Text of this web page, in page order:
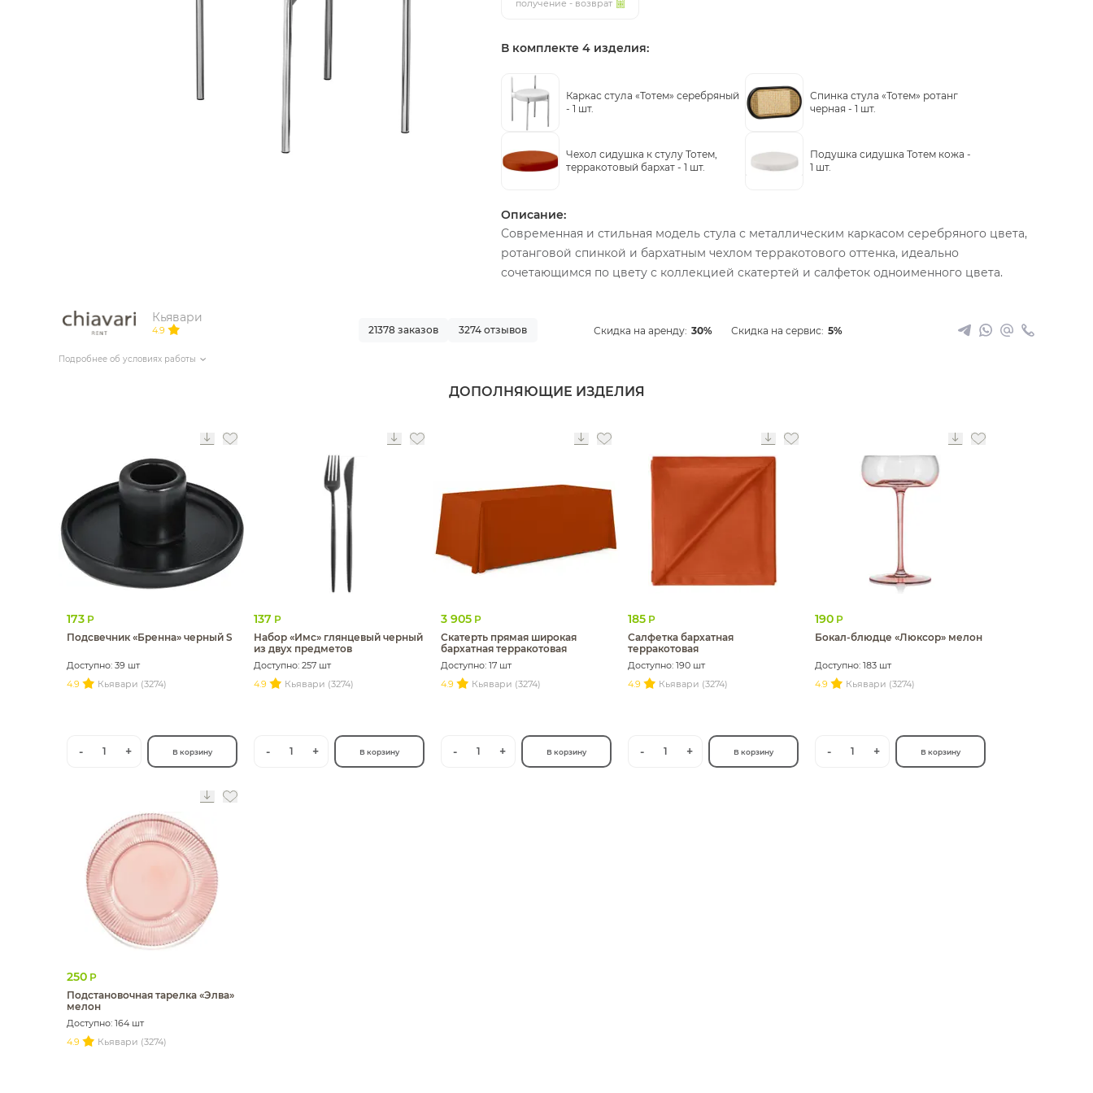
получение - возврат
В комплекте 4 изделия:
Каркас стула «Тотем» серебряный
- 1 шт.
Спинка стула «Тотем» ротанг
черная - 1 шт.
Чехол сидушка к стулу Тотем,
терракотовый бархат - 1 шт.
Подушка сидушка Тотем кожа -
1 шт.
Описание:
Современная и стильная модель стула с металлическим каркасом серебряного цвета,
ротанговой спинкой и бархатным чехлом терракотового оттенка, идеально
сочетающимся по цвету с коллекцией скатертей и салфеток одноименного цвета.
Кьявари
4.9
Подробнее об условиях работы
21378 заказов 3274 отзывов Скидка на аренду: 30% Скидка на сервис: 5%
ДОПОЛНЯЮЩИЕ ИЗДЕЛИЯ
173 Р
Подсвечник «Бренна» черный S
Доступно: 39 шт
4.9
Кьявари (3274)
- 1 + В корзину
137 Р
Набор «Имс» глянцевый черный
из двух предметов
Доступно: 257 шт
4.9
Кьявари (3274)
- 1 + В корзину
3 905 Р
Скатерть прямая широкая
бархатная терракотовая
Доступно: 17 шт
4.9
Кьявари (3274)
- 1 + В корзину
185 Р
Салфетка бархатная
терракотовая
Доступно: 190 шт
4.9
Кьявари (3274)
- 1 + В корзину
190 Р
Бокал-блюдце «Люксор» мелон
Доступно: 183 шт
4.9
Кьявари (3274)
- 1 + В корзину
250 Р
Подстановочная тарелка «Элва»
мелон
Доступно: 164 шт
4.9
Кьявари (3274)